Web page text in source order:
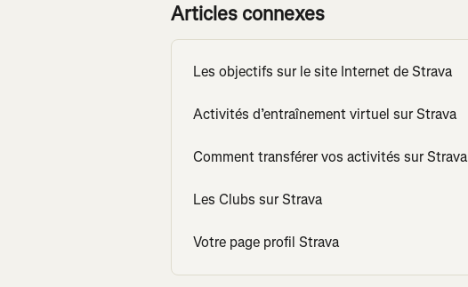
Articles connexes
Les objectifs sur le site Internet de Strava
Activités d’entraînement virtuel sur Strava
Comment transférer vos activités sur Strava
Les Clubs sur Strava
Votre page profil Strava